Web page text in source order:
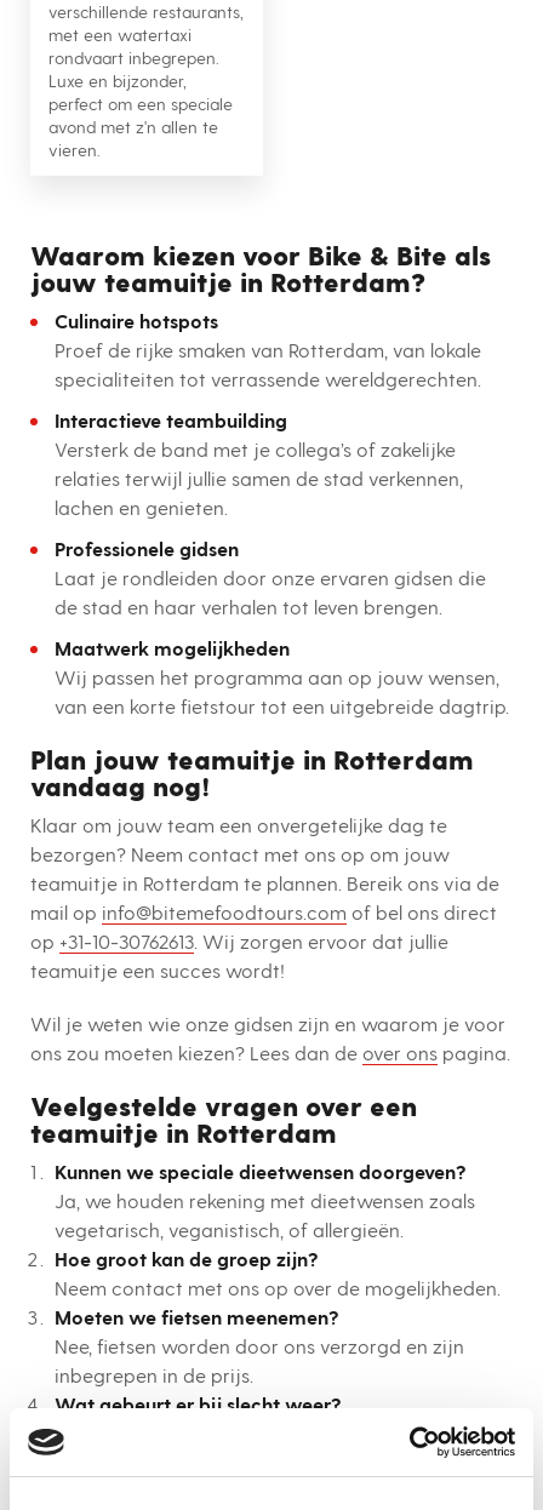
verschillende restaurants,
met een watertaxi
rondvaart inbegrepen.
Luxe en bijzonder,
perfect om een speciale
avond met z'n allen te
vieren.
Waarom kiezen voor Bike & Bite als
jouw teamuitje in Rotterdam?
Culinaire hotspots
Proef de rijke smaken van Rotterdam, van lokale
specialiteiten tot verrassende wereldgerechten.
Interactieve teambuilding
Versterk de band met je collega’s of zakelijke
relaties terwijl jullie samen de stad verkennen,
lachen en genieten.
Professionele gidsen
Laat je rondleiden door onze ervaren gidsen die
de stad en haar verhalen tot leven brengen.
Maatwerk mogelijkheden
Wij passen het programma aan op jouw wensen,
van een korte fietstour tot een uitgebreide dagtrip.
Plan jouw teamuitje in Rotterdam
vandaag nog!
Klaar om jouw team een onvergetelijke dag te
bezorgen? Neem contact met ons op om jouw
teamuitje in Rotterdam te plannen. Bereik ons via de
mail op info@bitemefoodtours.com of bel ons direct
op +31-10-30762613 Wij zorgen ervoor dat jullie
teamuitje een succes wordt!
Wil je weten wie onze gidsen zijn en waarom je voor
ons zou moeten kiezen? Lees dan de over ons pagina.
Veelgestelde vragen over een
teamuitje in Rotterdam
Kunnen we speciale dieetwensen doorgeven?
Ja, we houden rekening met dieetwensen zoals
vegetarisch, veganistisch, of allergieën.
Hoe groot kan de groep zijn?
Neem contact met ons op over de mogelijkheden.
Moeten we fietsen meenemen?
Nee, fietsen worden door ons verzorgd en zijn
inbegrepen in de prijs.
Wat gebeurt er bij slecht weer?
De tours gaan altijd door. Bij regen bieden we
poncho’s aan, of we kunnen een alternatief